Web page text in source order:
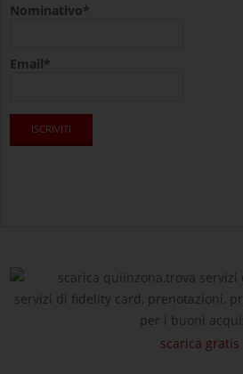
Nominativo*
Email*
scarica quiinzona,trova servizi
servizi di fidelity card, prenotazioni,
per i buoni
scarica gratis